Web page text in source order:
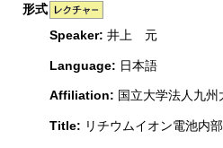
形式
Speaker:井上 元
Language: 日本語
Affiliation: 国立大学法人九
Title: リチウムイオン電池内